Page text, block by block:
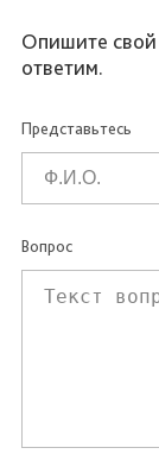
Опишите свой
ответим.
Представьтесь
Вопрос